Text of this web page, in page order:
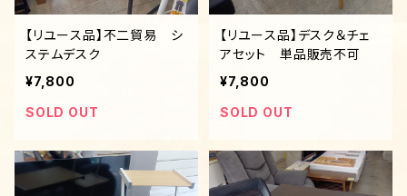
【リユース品】不二貿易 シ
ステムデスク
¥7,800
SOLD OUT
【リユース品】デスク＆チェ
アセット 単品販売不可
¥7,800
SOLD OUT